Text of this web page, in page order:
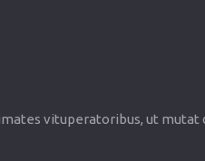
vituperatoribus, ut